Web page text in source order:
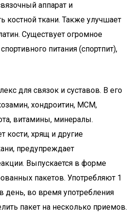
аппарат и
костной ткани. Также улучшает
Существует огромное
питания (спортпит),
для связок и суставов. В его
хондроитин, МСМ,
витамины, минералы.
кости, хрящ и другие
предупреждает
Выпускается в форме
пакетов. Употребляют 1
день, во время употребления
пакет на несколько приемов.